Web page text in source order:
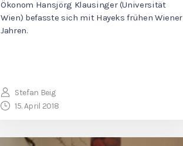
Ökonom Hansjörg Klausinger (Universität
Wien) befasste sich mit Hayeks frühen Wiener
Jahren.
Stefan Beig
15. April 2018